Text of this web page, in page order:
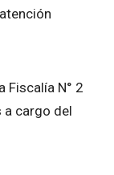
Fiscalía N° 2
a cargo del